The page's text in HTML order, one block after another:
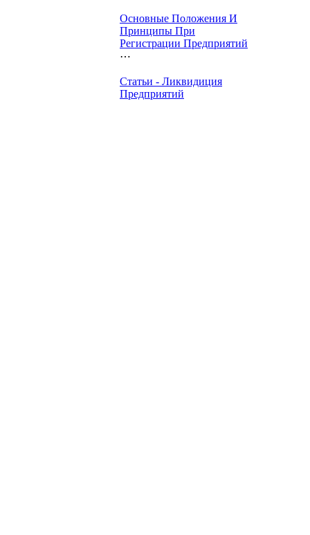
Основные Положения И
Принципы При
Регистрации Предприятий
⋯
Статьи - Ликвидиция
Предприятий